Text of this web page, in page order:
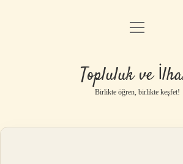
Anasayfa
Gizlilik Politikası
Yasal Uyarı
menüyü
Topluluk ve
Birlikte öğren, birlikte keşfet!